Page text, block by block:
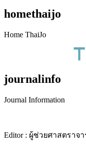
homethaijo
Home ThaiJo
journalinfo
Journal Information
Editor : ผู้ช่วยศาสตราจ